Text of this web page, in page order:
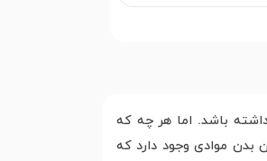
باشد. اما هر چه که
بدن موادی وجود دارد که